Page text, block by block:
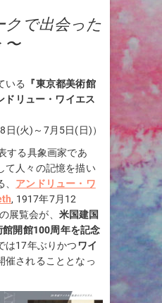
クで出会った
〜
いる
『東京都美術館
ドリュー・ワイエス
日(火)～7月5日(日)）
する具象画家であ
て人々の記憶を描い
アンドリュー・ワ
, 1917年7月12
展覧会が、 米国建国
館開館100周年を記念
は17年ぶりかつ ワイ
催されることとなっ